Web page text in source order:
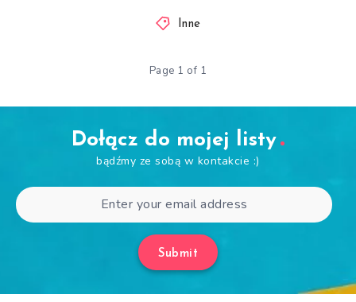
Inne
Page 1 of 1
Dołącz do mojej listy
bądźmy ze sobą w kontakcie :)
Submit